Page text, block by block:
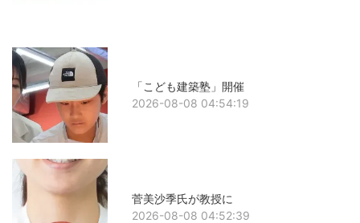
「こども建築塾」開催
2026-08-08 04:54:19
菅美沙季氏が教授に
2026-08-08 04:52:39